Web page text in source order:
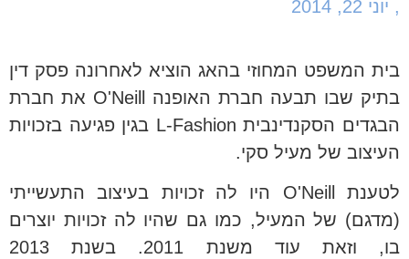
, יוני 22, 2014
בית המשפט המחוזי בהאג הוציא לאחרונה פסק דין
בתיק שבו תבעה חברת האופנה O'Neill את חברת
הבגדים הסקנדינבית L-Fashion בגין פגיעה בזכויות
העיצוב של מעיל סקי.
לטענת O'Neill היו לה זכויות בעיצוב התעשייתי
(מדגם) של המעיל, כמו גם שהיו לה זכויות יוצרים
בו, וזאת עוד משנת 2011. בשנת 2013